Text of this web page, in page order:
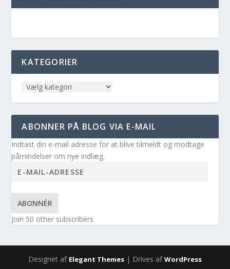
KATEGORIER
ABONNER PÅ BLOG VIA E-MAIL
Indtast din e-mail adresse for at blive tilmeldt og modtage
påmindelser om nye indlæg.
ABONNÉR
Join 50 other subscribers
Designet af Elegant Themes | Drives afWordPress